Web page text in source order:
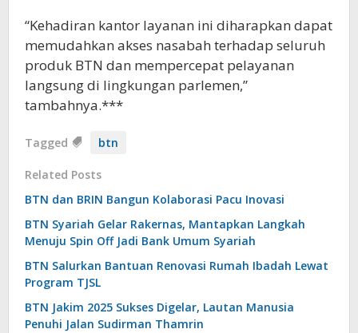
“Kehadiran kantor layanan ini diharapkan dapat
memudahkan akses nasabah terhadap seluruh
produk BTN dan mempercepat pelayanan
langsung di lingkungan parlemen,”
tambahnya.***
Tagged btn
Related Posts
BTN dan BRIN Bangun Kolaborasi Pacu Inovasi
BTN Syariah Gelar Rakernas, Mantapkan Langkah
Menuju Spin Off Jadi Bank Umum Syariah
BTN Salurkan Bantuan Renovasi Rumah Ibadah Lewat
Program TJSL
BTN Jakim 2025 Sukses Digelar, Lautan Manusia
Penuhi Jalan Sudirman Thamrin